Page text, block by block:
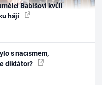
Babišovi kvůli
hájí
s nacismem,
diktátor?